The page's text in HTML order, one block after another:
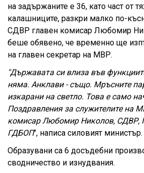
на задържаните е 36, като част от
калашниците, разкри малко по-
СДВР главен комисар Любомир
беше обявено, че временно ще
на главен секретар на МВР.
"Държавата си влиза във
няма. Анклави - също. Мръсните
изкарани на светло. Това е само
Поздравления за служителите на
комисар Любомир Николов,
ГДБОП", написа силовият министър.
Образувани са 6 досъдебни
сводничество и изнудвания.